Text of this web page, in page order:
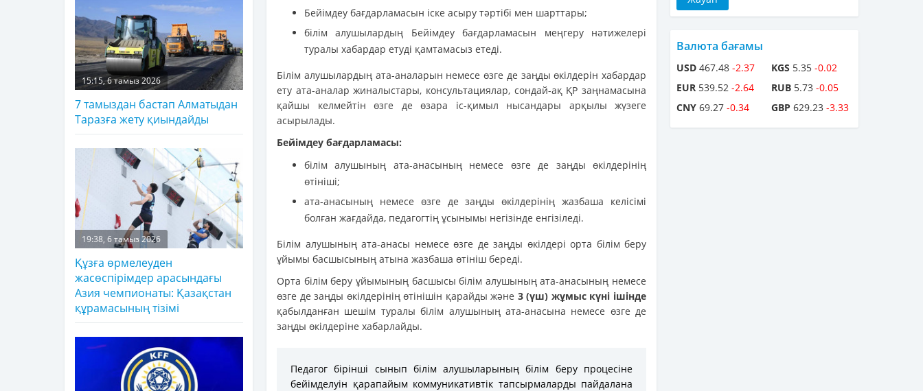
Бейімдеу бағдарламасын іске асыру тәртібі мен шарттары;
білім алушылардың Бейімдеу бағдарламасын меңгеру нәтижелері
туралы хабардар етуді қамтамасыз етеді.
Білім алушылардың ата-аналарын немесе өзге де заңды өкілдерін хабардар
ету ата-аналар жиналыстары, консультациялар, сондай-ақ ҚР заңнамасына
қайшы келмейтін өзге де өзара іс-қимыл нысандары арқылы жүзеге
асырылады.
Бейімдеу бағдарламасы:
білім алушының ата-анасының немесе өзге де заңды өкілдерінің
өтініші;
ата-анасының немесе өзге де заңды өкілдерінің жазбаша келісімі
болған жағдайда, педагогтің ұсынымы негізінде енгізіледі.
Білім алушының ата-анасы немесе өзге де заңды өкілдері орта білім беру
ұйымы басшысының атына жазбаша өтініш береді.
Орта білім беру ұйымының басшысы білім алушының ата-анасының немесе
өзге де заңды өкілдерінің өтінішін қарайды және 3 (үш) жұмыс күні ішінде
қабылданған шешім туралы білім алушының ата-анасына немесе өзге де
заңды өкілдеріне хабарлайды.
Педагог бірінші сынып білім алушыларының білім беру процесіне
бейімделуін қарапайым коммуникативтік тапсырмаларды пайдалана
15:15, 6 тамыз 2026
7 тамыздан бастап Алматыдан
Таразға жету қиындайды
19:38, 6 тамыз 2026
Құзға өрмелеуден
жасөспірімдер арасындағы
Азия чемпионаты: Қазақстан
құрамасының тізімі
Валюта бағамы
USD 467.48 -2.37
EUR 539.52 -2.64
CNY 69.27 -0.34
KGS 5.35 -0.02
RUB 5.73 -0.05
GBP 629.23 -3.33